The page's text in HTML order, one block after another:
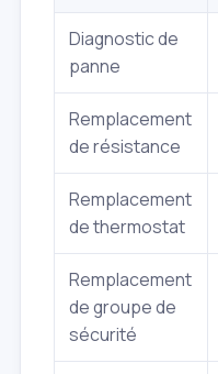
Diagnostic de
panne
Remplacement
de résistance
Remplacement
de thermostat
Remplacement
de groupe de
sécurité